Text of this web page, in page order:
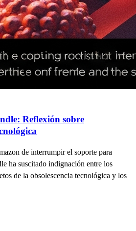
Reflexión sobre
de interrumpir el soporte para
ha suscitado indignación entre los
de la obsolescencia tecnológica y los